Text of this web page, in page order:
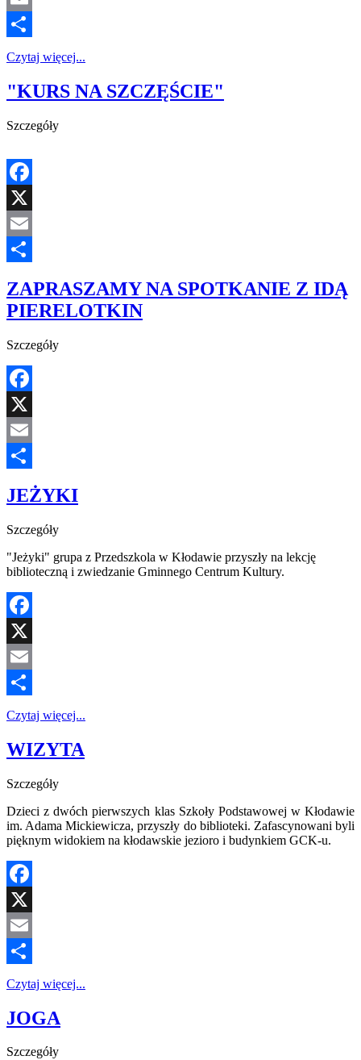
Email
Share
Czytaj więcej...
"KURS NA SZCZĘŚCIE"
Szczegóły
Facebook
X
Email
ZAPRASZAMY NA SPOTKANIE Z IDĄ
PIERELOTKIN
Szczegóły
Facebook
X
Email
JEŻYKI
Szczegóły
"Jeżyki" grupa z Przedszkola w Kłodawie przyszły na lekcję
biblioteczną i zwiedzanie Gminnego Centrum Kultury.
Facebook
X
Email
Share
Czytaj więcej...
WIZYTA
Szczegóły
Dzieci z dwóch pierwszych klas Szkoły Podstawowej w Kłodawie
im. Adama Mickiewicza, przyszły do biblioteki. Zafascynowani byli
pięknym widokiem na kłodawskie jezioro i budynkiem GCK-u.
Facebook
X
Email
Share
Czytaj więcej...
JOGA
Szczegóły